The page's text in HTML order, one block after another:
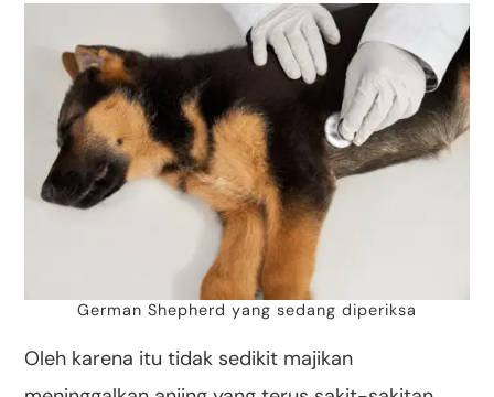
German Shepherd yang sedang diperiksa
Oleh karena itu tidak sedikit majikan